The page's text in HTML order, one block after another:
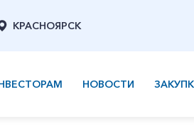
КРАСНОЯРСК
НОВОСТИ